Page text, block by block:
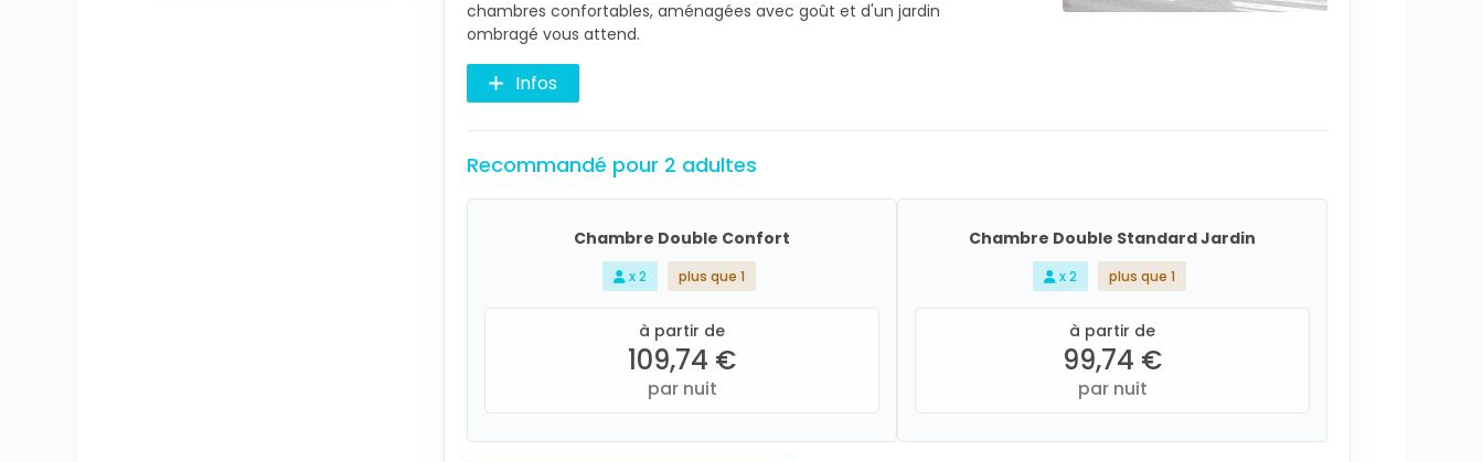
chambres confortables, aménagées avec goût et d'un jardin
ombragé vous attend.
Infos
Recommandé pour 2 adultes
Chambre Double Confort
x 2 plus que 1
à partir de
109,74 €
par nuit
Chambre Double Standard Jardin
x 2 plus que 1
à partir de
99,74 €
par nuit